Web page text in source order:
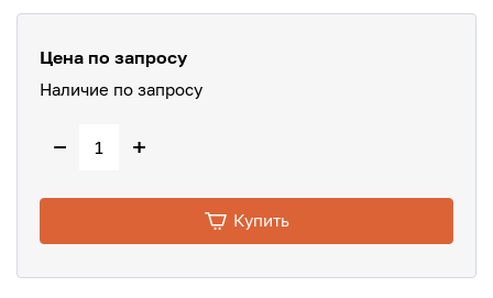
Цена по запросу
Наличие по запросу
− +
Купить